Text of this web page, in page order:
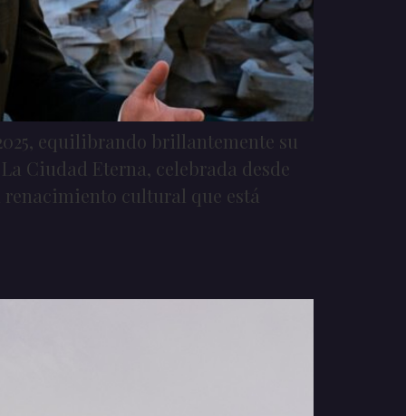
equilibrando brillantemente su
Ciudad Eterna, celebrada desde
cultural que está